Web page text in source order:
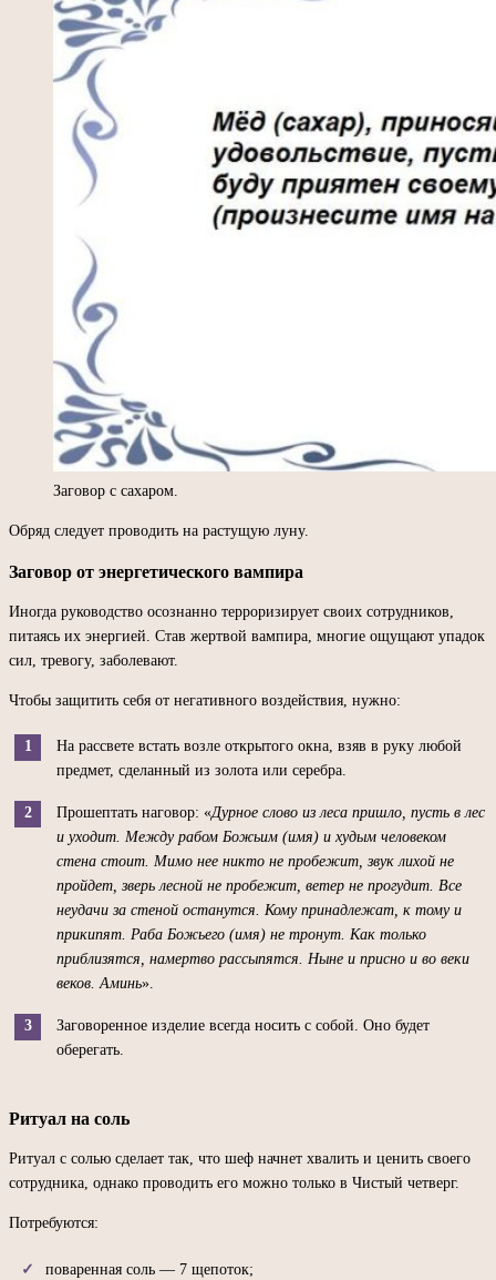
Заговор с сахаром.
Обряд следует проводить на растущую луну.
Заговор от энергетического вампира
Иногда руководство осознанно терроризирует своих сотрудников,
питаясь их энергией. Став жертвой вампира, многие ощущают упадок
сил, тревогу, заболевают.
Чтобы защитить себя от негативного воздействия, нужно:
На рассвете встать возле открытого окна, взяв в руку любой
предмет, сделанный из золота или серебра.
Прошептать наговор: «Дурное слово из леса пришло, пусть в лес
и уходит. Между рабом Божьим (имя) и худым человеком
стена стоит. Мимо нее никто не пробежит, звук лихой не
пройдет, зверь лесной не пробежит, ветер не прогудит. Все
неудачи за стеной останутся. Кому принадлежат, к тому и
прикипят. Раба Божьего (имя) не тронут. Как только
приблизятся, намертво рассыпятся. Ныне и присно и во веки
веков. Аминь».
Заговоренное изделие всегда носить с собой. Оно будет
оберегать.
Ритуал на соль
Ритуал с солью сделает так, что шеф начнет хвалить и ценить своего
сотрудника, однако проводить его можно только в Чистый четверг.
Потребуются:
поваренная соль — 7 щепоток;